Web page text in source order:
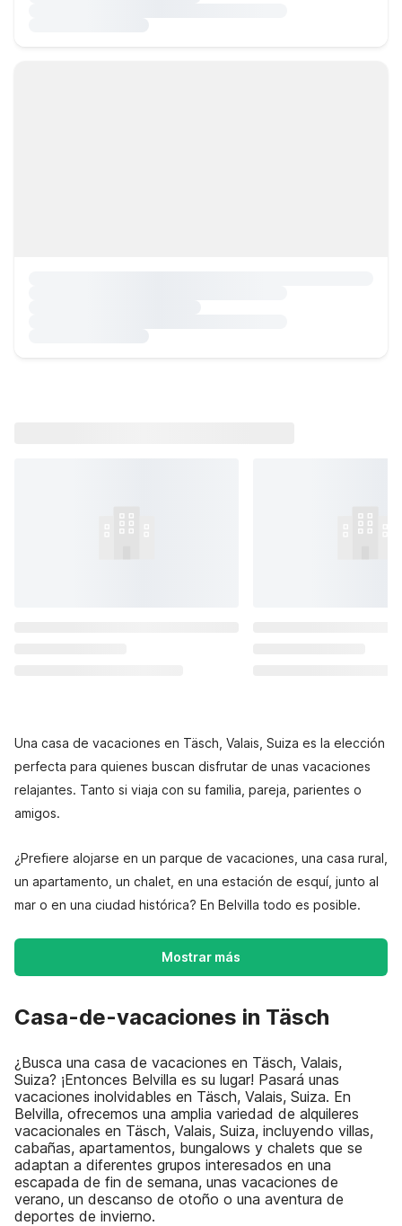
Una casa de vacaciones en Täsch, Valais, Suiza es la elección
perfecta para quienes buscan disfrutar de unas vacaciones
relajantes. Tanto si viaja con su familia, pareja, parientes o
amigos.
¿Prefiere alojarse en un parque de vacaciones, una casa rural,
un apartamento, un chalet, en una estación de esquí, junto al
mar o en una ciudad histórica? En Belvilla todo es posible.
Mostrar más
Casa-de-vacaciones in Täsch
¿Busca una casa de vacaciones en Täsch, Valais,
Suiza? ¡Entonces Belvilla es su lugar! Pasará unas
vacaciones inolvidables en Täsch, Valais, Suiza. En
Belvilla, ofrecemos una amplia variedad de alquileres
vacacionales en Täsch, Valais, Suiza, incluyendo villas,
cabañas, apartamentos, bungalows y chalets que se
adaptan a diferentes grupos interesados en una
escapada de fin de semana, unas vacaciones de
verano, un descanso de otoño o una aventura de
deportes de invierno.